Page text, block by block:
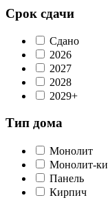
Срок сдачи
Сдано
2026
2027
2028
2029+
Тип дома
Монолит
Монолит-
Панель
Кирпич